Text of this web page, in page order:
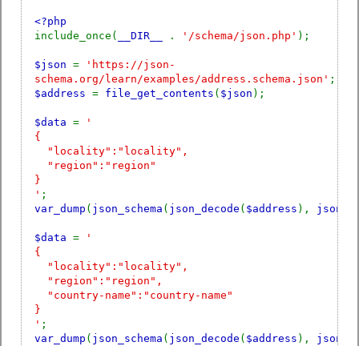
<?php
include_once(
__DIR__ . '/schema/json.php' );
$json =
'https://json-
schema.org/learn/examples/address.schema.json' ;
$address = file_get_contents ( $json );
$data =
'
{
"locality":"locality",
"region":"region"
}
' ;
var_dump ( json_schema ( json_decode ( $address ),
$data =
'
{
"locality":"locality",
"region":"region",
"country-name":"country-name"
}
' ;
var_dump ( json_schema ( json_decode ( $address ),